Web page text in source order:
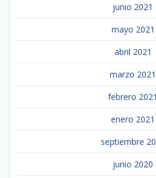
junio 2021
mayo 2021
abril 2021
marzo 2021
febrero 2021
enero 2021
septiembre
junio 2020